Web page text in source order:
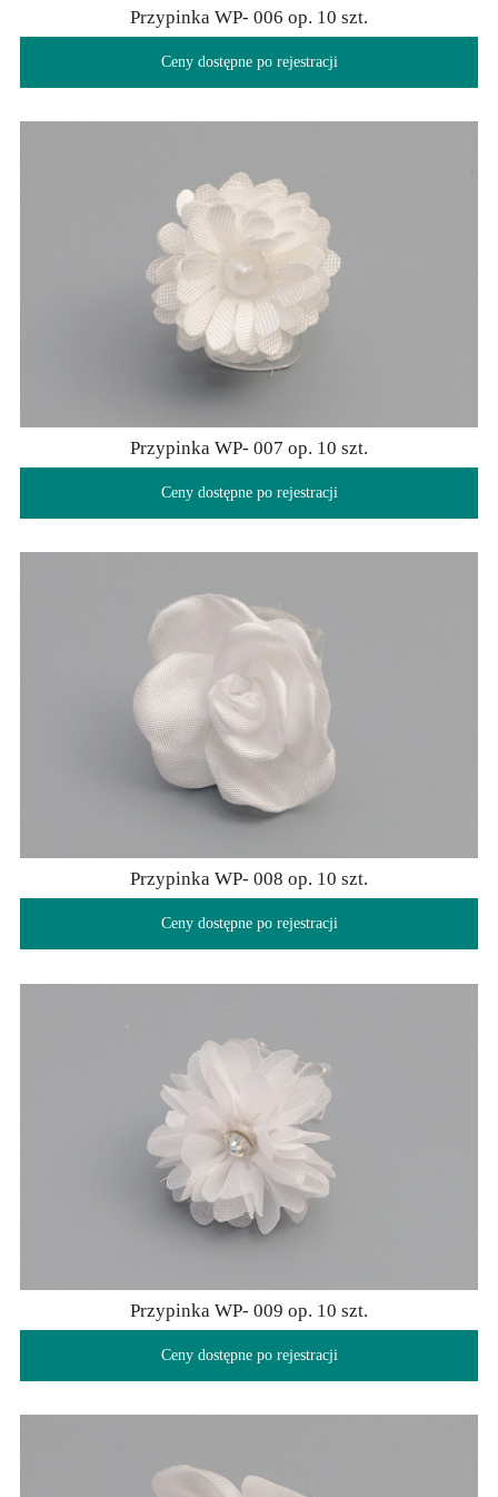
Przypinka WP- 006 op. 10 szt.
Ceny dostępne po rejestracji
Przypinka WP- 007 op. 10 szt.
Ceny dostępne po rejestracji
Przypinka WP- 008 op. 10 szt.
Ceny dostępne po rejestracji
Przypinka WP- 009 op. 10 szt.
Ceny dostępne po rejestracji